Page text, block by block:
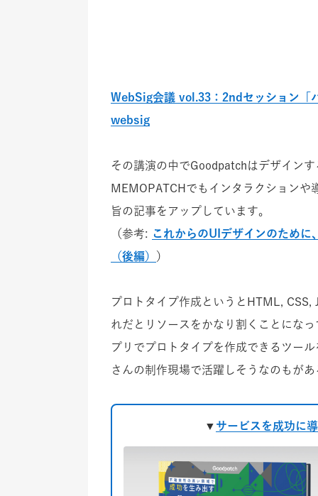
WebSig会議 vol.33：2ndセッション「
websig
その講演の中でGoodpatchはデザイン
MEMOPATCHでもインタラクションや
旨の記事をアップしています。
（参考: これからのUIデザインのために
（後編） ）
プロトタイプ作成というとHTML,
れだとリソースをかなり割くことにな
プリでプロトタイプを作成できるツー
さんの制作現場で活躍しそうなのもが
▼ サービスを成功に